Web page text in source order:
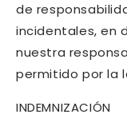
de
incidentales, en
nuestra
permitido por la
INDEMNIZACIÓN